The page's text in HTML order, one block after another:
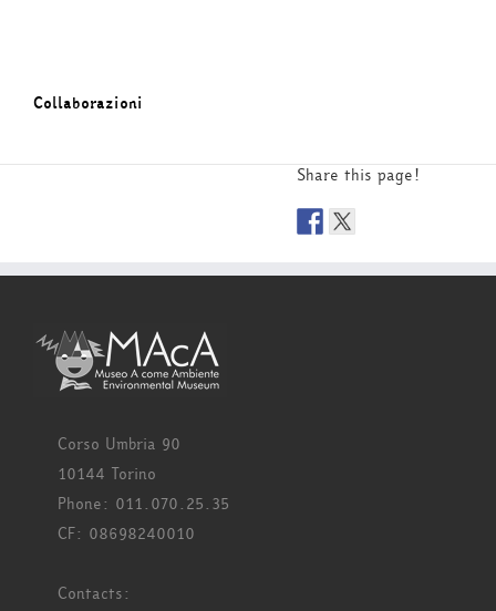
Collaborazioni
Share this page!
Corso Umbria 90
10144 Torino
Phone: 011.070.25.35
CF: 08698240010
Contacts: